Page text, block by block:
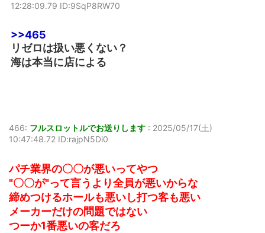
12:28:09.79 ID:9SqP8RW70
>>465
リゼロは扱い悪くない？
海は本当に店による
466: フルスロットルでお送りします : 2025/05/17(土)
10:47:48.72 ID:rajpN5Di0
パチ業界の〇〇が悪いってやつ
"〇〇が"って言うより全員が悪いからな
締めつけるホールも悪いし打つ客も悪い
メーカーだけの問題ではない
つーか1番悪いの客だろ